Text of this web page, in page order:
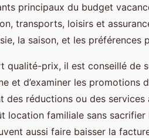
principaux du budget
transports, loisirs et
la saison, et les préférences
qualité-prix, il est conseillé de
et d’examiner les promotions
des réductions ou des
location familiale sans
aussi faire baisser la